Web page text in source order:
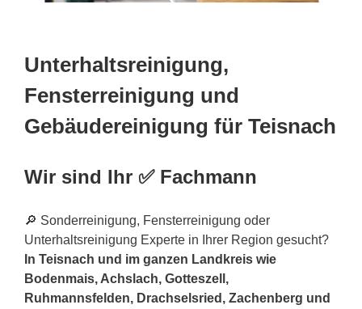
Unterhaltsreinigung,
Fensterreinigung und
Gebäudereinigung für Teisnach
Wir sind Ihr ✅ Fachmann
🔎 Sonderreinigung, Fensterreinigung oder
Unterhaltsreinigung Experte in Ihrer Region gesucht?
In Teisnach und im ganzen Landkreis wie
Bodenmais, Achslach, Gotteszell,
Ruhmannsfelden, Drachselsried, Zachenberg und